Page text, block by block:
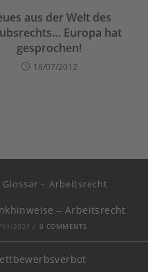
aus der Welt des
Europa hat
gesprochen!
16/07/2012
Glossar – Arbeitsrecht
– Arbeitsrecht
2021 / 0 COMMENTS